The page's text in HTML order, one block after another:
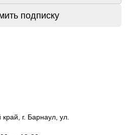
подписку
г. Барнаул, ул.